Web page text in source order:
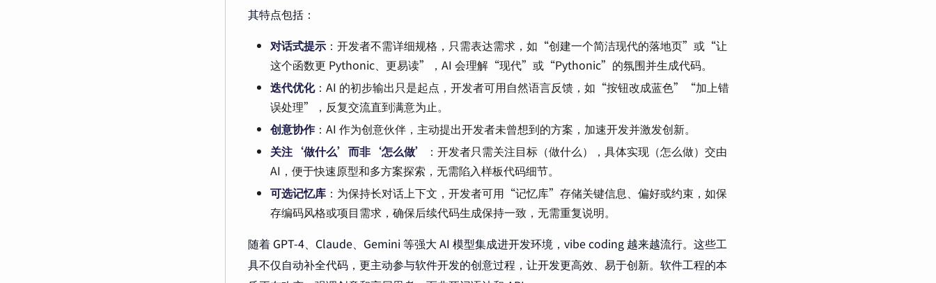
其特点包括：
对话式提示 ：开发者不需详细规格，只需表达需求，如“创建一个简洁现代的落地页”或“让
这个函数更 Pythonic、更易读”，AI 会理解“现代”或“Pythonic”的氛围并生成代码。
迭代优化：AI 的初步输出只是起点，开发者可用自然语言反馈，如“按钮改成蓝色”“加上错
误处理”，反复交流直到满意为止。
创意协作：AI 作为创意伙伴，主动提出开发者未曾想到的方案，加速开发并激发创新。
关注‘做什么’而非‘怎么做’
：开发者只需关注目标（做什么），具体实现（怎么做）交由
AI，便于快速原型和多方案探索，无需陷入样板代码细节。
可选记忆库 ：为保持长对话上下文，开发者可用“记忆库”存储关键信息、偏好或约束，如保
存编码风格或项目需求，确保后续代码生成保持一致，无需重复说明。
随着 GPT-4、Claude、Gemini 等强大 AI 模型集成进开发环境，vibe coding 越来越流行。这些工
具不仅自动补全代码，更主动参与软件开发的创意过程，让开发更高效、易于创新。软件工程的本